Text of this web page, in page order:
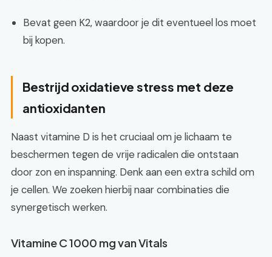
Bevat geen K2, waardoor je dit eventueel los moet
bij kopen.
Bestrijd oxidatieve stress met deze
antioxidanten
Naast vitamine D is het cruciaal om je lichaam te
beschermen tegen de vrije radicalen die ontstaan
door zon en inspanning. Denk aan een extra schild om
je cellen. We zoeken hierbij naar combinaties die
synergetisch werken.
Vitamine C 1000 mg van Vitals